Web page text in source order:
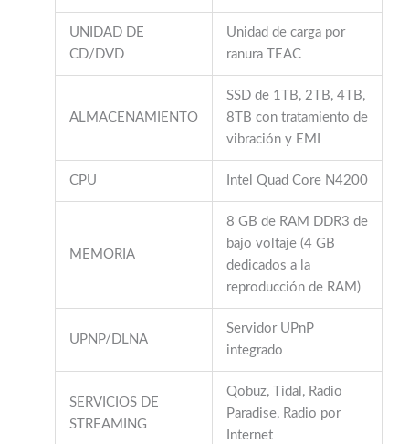
UNIDAD DE
CD/DVD
Unidad de carga por
ranura TEAC
ALMACENAMIENTO
SSD de 1TB, 2TB, 4TB,
8TB con tratamiento de
vibración y EMI
CPU Intel Quad Core N4200
MEMORIA
8 GB de RAM DDR3 de
bajo voltaje (4 GB
dedicados a la
reproducción de RAM)
UPNP/DLNA
Servidor UPnP
integrado
SERVICIOS DE
STREAMING
Qobuz, Tidal, Radio
Paradise, Radio por
Internet